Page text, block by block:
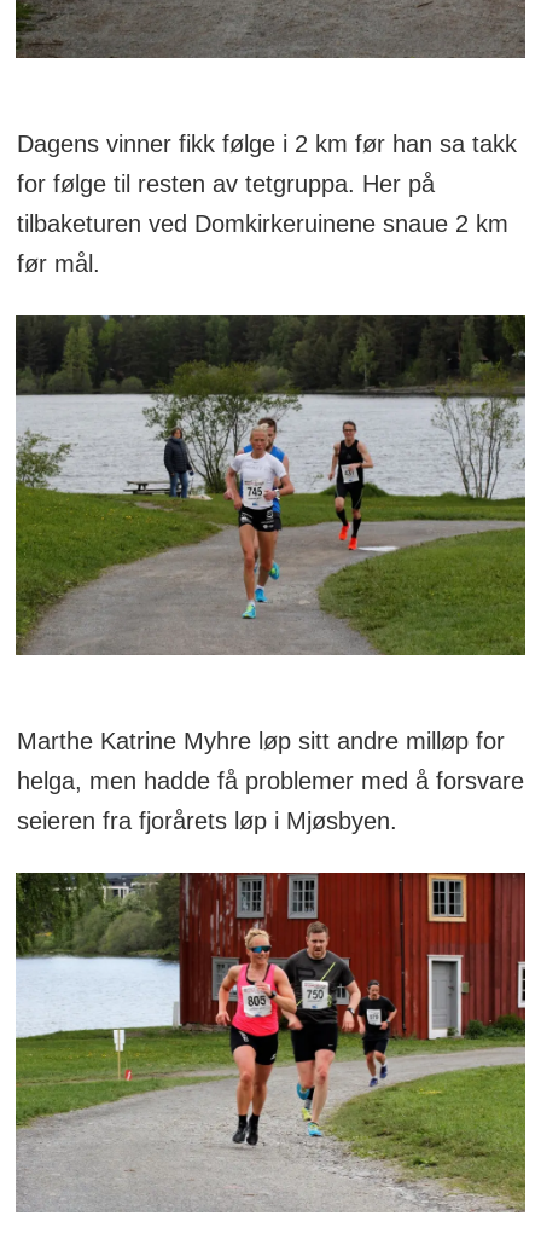
Dagens vinner fikk følge i 2 km før han sa takk
for følge til resten av tetgruppa. Her på
tilbaketuren ved Domkirkeruinene snaue 2 km
før mål.
Marthe Katrine Myhre løp sitt andre milløp for
helga, men hadde få problemer med å forsvare
seieren fra fjorårets løp i Mjøsbyen.